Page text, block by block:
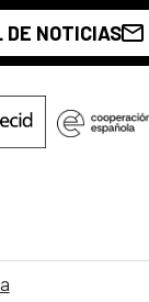
DE NOTICIAS